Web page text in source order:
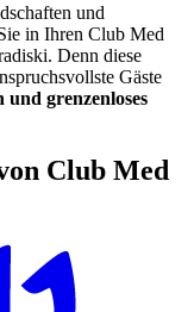
und
in Ihren Club Med
Denn diese
Gäste
grenzenloses
Club Med